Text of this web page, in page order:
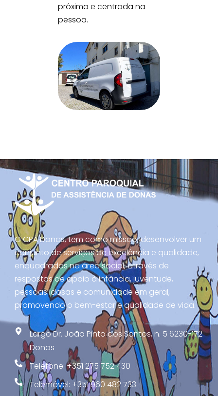
próxima e centrada na
pessoa.
O CPA Donas, tem como missão, desenvolver um
conjunto de serviços de excelência e qualidade,
enquadrados na área social, através de
respostas de apoio à infância, juventude,
pessoas idosas e comunidade em geral,
promovendo o bem-estar e qualidade de vida.
Largo Dr. João Pinto dos Santos, n. 5 6230-172
Donas
Telefone: +351 275 752 430
Telemóvel: +351 960 482 733